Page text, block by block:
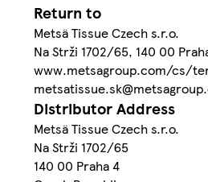
Return to
Metsä Tissue Czech s.r.o.
Na Strži 1702/65, 140 00
www.metsagroup.com/cs/
Distributor Address
Metsä Tissue Czech s.r.o.
Na Strži 1702/65
140 00 Praha 4